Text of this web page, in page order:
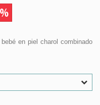
en piel charol combinado